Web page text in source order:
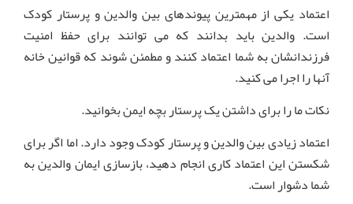
اعتماد یکی از مهمترین پیوندهای بین والدین و پرستار کودک
است. والدین باید بدانند که می توانند برای حفظ امنیت
فرزندانشان به شما اعتماد کنند و مطمئن شوند که قوانین خانه
آنها را اجرا می کنید.
نکات ما را برای داشتن یک پرستار بچه ایمن بخوانید.
اعتماد زیادی بین والدین و پرستار کودک وجود دارد. اما اگر برای
شکستن این اعتماد کاری انجام دهید، بازسازی ایمان والدین به
شما دشوار است.